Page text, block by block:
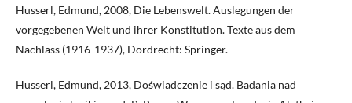
Husserl, Edmund, 2008, Die Lebenswelt. Auslegungen der
vorgegebenen Welt und ihrer Konstitution. Texte aus dem
Nachlass (1916-1937), Dordrecht: Springer.
Husserl, Edmund, 2013, Doświadczenie i sąd. Badania nad